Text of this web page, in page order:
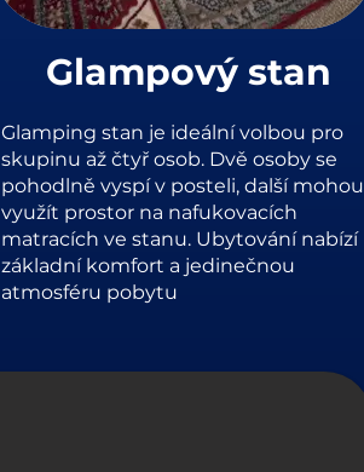
Glampový stan
Glamping stan je ideální volbou pro
skupinu až čtyř osob. Dvě osoby se
pohodlně vyspí v posteli, další mohou
využít prostor na nafukovacích
matracích ve stanu. Ubytování nabízí
základní komfort a jedinečnou
atmosféru pobytu